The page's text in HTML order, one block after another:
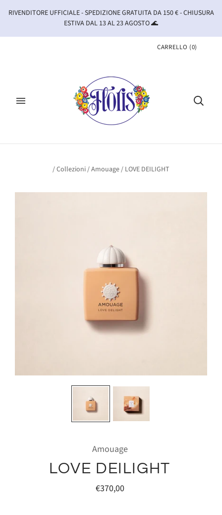
RIVENDITORE UFFICIALE - SPEDIZIONE GRATUITA DA 150 € - CHIUSURA
ESTIVA DAL 13 AL 23 AGOSTO 🌊
CARRELLO (0)
/Collezioni/Amouage/ LOVE DEILIGHT
Amouage
LOVE DEILIGHT
€370,00